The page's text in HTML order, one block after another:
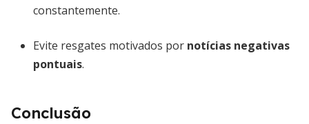
constantemente.
Evite resgates motivados por notícias negativas
pontuais.
Conclusão